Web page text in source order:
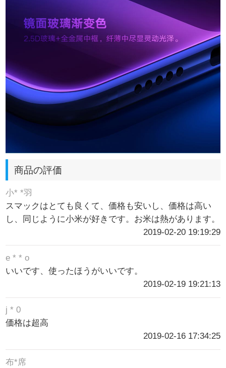
商品の評価
小* *羽
スマックはとても良くて、価格も安いし、価格は高い
し、同じように小米が好きです。お米は熱があります。
2019-02-20 19:19:29
e * * o
いいです、使ったほうがいいです。
2019-02-19 19:21:13
j * 0
価格は超高
2019-02-16 17:34:25
布*席